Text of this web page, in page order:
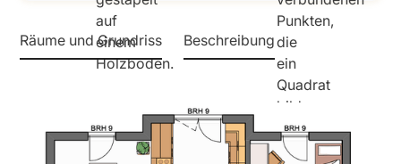
Räume und Grundriss Beschreibung